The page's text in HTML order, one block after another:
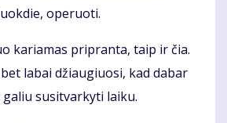
operuoti.
kariamas pripranta, taip ir čia.
labai džiaugiuosi, kad dabar
susitvarkyti laiku.